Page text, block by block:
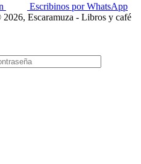
Escribinos por WhatsApp
Escaramuza - Libros y café